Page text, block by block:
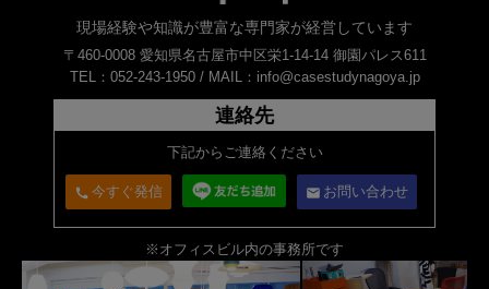
現場経験や知識が豊富な専門家が経営しています
〒460-0008 愛知県名古屋市中区栄1-14-14 御園パレス611
TEL：052-243-1950 / MAIL：info@casestudynagoya.jp
連絡先
下記からご連絡ください
call 今すぐ発信 email お問い合わせ
※オフィスビル内の事務所です